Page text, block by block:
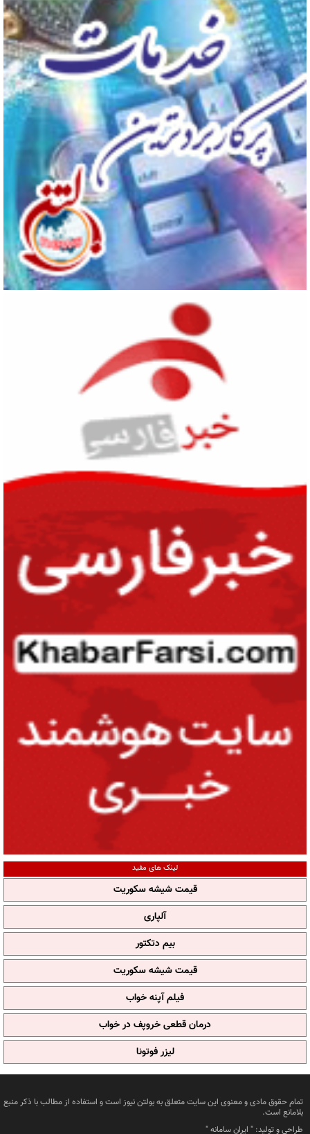
لینک های مفید
قیمت شیشه سکوریت
آلپاری
بیم دتکتور
قیمت شیشه سکوریت
فیلم آپنه خواب
درمان قطعی خروپف در خواب
لیزر فوتونا
تمام حقوق مادی و معنوی این سایت متعلق به بولتن نیوز است و استفاده از مطالب با ذکر منبع
بلامانع است.
طراحی و تولید: " ایران سامانه"